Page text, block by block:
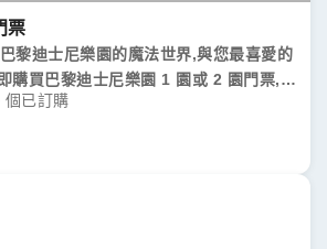
票
黎迪士尼樂園的魔法世界,與您最喜愛的
購買巴黎迪士尼樂園 1 園或 2 園門票,立
魔法之中。享受刺激的遊樂設施、特別
憶。選擇迪士尼飯店與門票方案升級您
約飯店 - 漫威藝術(Disney's Hotel
個已訂購